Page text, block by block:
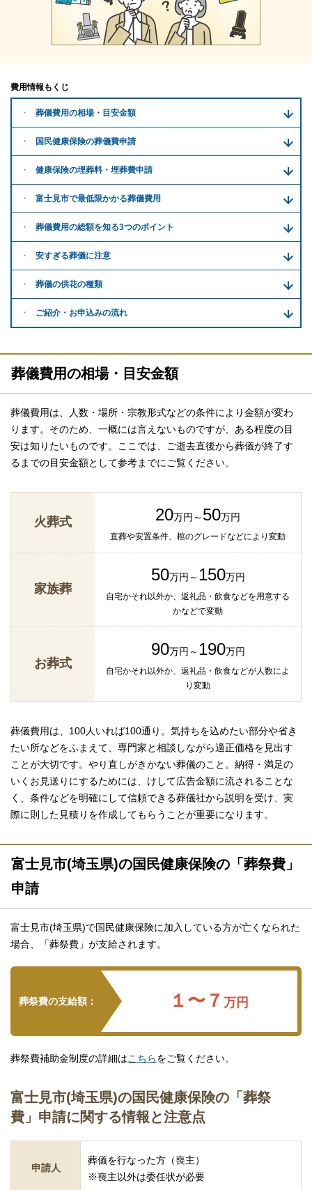
費用情報もくじ
葬儀費用の相場・目安金額
国民健康保険の葬儀費申請
健康保険の埋葬料・ 埋葬費申請
富士見市で最低限かかる葬儀費用
葬儀費用の総額を知る3つのポイント
安すぎる葬儀に注意
葬儀の供花の種類
ご紹介・ お申込みの流れ
葬儀費用の相場・目安金額
葬儀費用は、人数・場所・宗教形式などの条件により金額が変わ
ります。そのため、一概には言えないものですが、ある程度の目
安は知りたいものです。ここでは、ご逝去直後から葬儀が終了す
るまでの目安金額として参考までにご覧ください。
火葬式 20万円～ 50万円
直葬や安置条件、棺のグレードなどにより変動
家族葬
50万円～ 150万円
自宅かそれ以外か、返礼品・飲食などを用意する
かなどで変動
お葬式
90万円～ 190万円
自宅かそれ以外か、返礼品・飲食などが人数によ
り変動
葬儀費用は、100人いれば100通り。気持ちを込めたい部分や省き
たい所などをふまえて、専門家と相談しながら適正価格を見出す
ことが大切です。やり直しがきかない葬儀のこと。納得・満足の
いくお見送りにするためには、けして広告金額に流されることな
く、条件などを明確にして信頼できる葬儀社から説明を受け、実
際に則した見積りを作成してもらうことが重要になります。
富士見市(埼玉県)の国民健康保険の「葬祭費」
申請
富士見市(埼玉県)で国民健康保険に加入している方が亡くなられた
場合、「葬祭費」が支給されます。
葬祭費の支給額： １〜７万円
葬祭費補助金制度の詳細はこちらをご覧ください。
富士見市(埼玉県)の国民健康保険の「葬祭
費」申請に関する情報と注意点
申請人
葬儀を行なった方（喪主）
※喪主以外は委任状が必要